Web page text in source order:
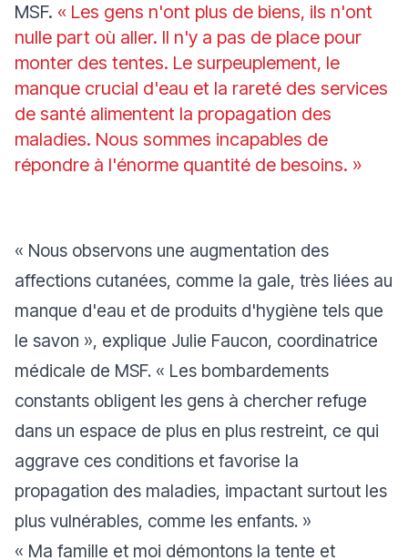
MSF. « Les gens n'ont plus de biens, ils n'ont
nulle part où aller. Il n'y a pas de place pour
monter des tentes. Le surpeuplement, le
manque crucial d'eau et la rareté des services
de santé alimentent la propagation des
maladies. Nous sommes incapables de
répondre à l'énorme quantité de besoins. »
« Nous observons une augmentation des
affections cutanées, comme la gale, très liées au
manque d'eau et de produits d'hygiène tels que
le savon », explique Julie Faucon, coordinatrice
médicale de MSF. « Les bombardements
constants obligent les gens à chercher refuge
dans un espace de plus en plus restreint, ce qui
aggrave ces conditions et favorise la
propagation des maladies, impactant surtout les
plus vulnérables, comme les enfants. »
« Ma famille et moi démontons la tente et